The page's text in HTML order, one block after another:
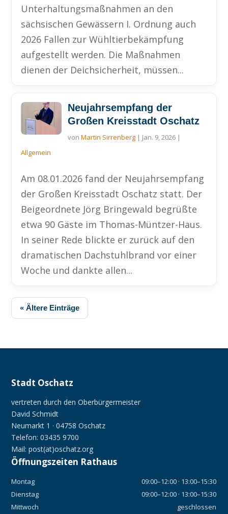
Unterhaltungsmaßnahmen an den
sächsischen Gewässern I. Ordnung auch
2026 Fallen zur Wühltierbekämpfung
aufgestellt werden. Die Maßnahmen
dienen der Deichsicherheit, müssen...
Neujahrsempfang der
Großen Kreisstadt Oschatz
vonMartin Sirrenberg | Jan. 9, 2026 |
Allgemein
Am 08.01.2026 fand der Neujahrsempfang
der Großen Kreisstadt Oschatz statt. Der
Beigeordnete Jörg Bringewald begrüßte
etwa 90 Gäste im Thomas-Müntzer-Haus.
In seiner Rede blickte er zurück auf den
dramatischen Dachstuhlbrand vor einer
Woche und dankte allen...
« Ältere Einträge
Stadt Oschatz
vertreten durch den Oberbürgermeister
David Schmidt
Neumarkt 1 · 04758 Oschatz
Telefon: 03435 9700
Mail: post(at)oschatz.org
Öffnungszeiten Rathaus
Montag
09:00–12:00 · 13:00–15:30
Dienstag
09:00–12:00 · 13:00–15:30
Mittwoch
geschlossen